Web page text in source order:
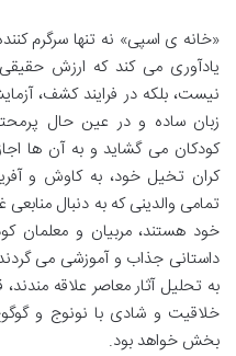
«خانه ی اسپی» نه تنها سرگرم
یادآوری می کند که ارزش
نیست، بلکه در فرایند کشف،
زبان ساده و در عین حال
کودکان می گشاید و به آن ها
کران تخیل خود، به کاوش و
خود هستند، مربیان و معلمان
داستانی جذاب و آموزشی می
به تحلیل آثار معاصر علاقه
خلاقیت و شادی با نونوج و
بخش خواهد بود.